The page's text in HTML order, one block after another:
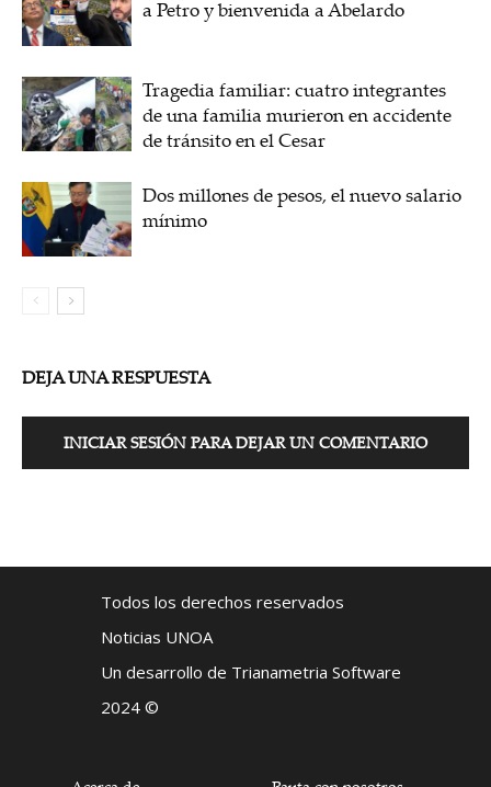
a Petro y bienvenida a Abelardo
Tragedia familiar: cuatro integrantes
de una familia murieron en accidente
de tránsito en el Cesar
Dos millones de pesos, el nuevo salario
mínimo
DEJA UNA RESPUESTA
INICIAR SESIÓN PARA DEJAR UN COMENTARIO
Todos los derechos reservados
Noticias UNOA
Un desarrollo de Trianametria Software
2024 ©